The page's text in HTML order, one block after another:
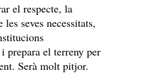
el respecte, la
seves necessitats,
prepara el terreny per
Serà molt pitjor.